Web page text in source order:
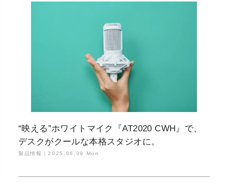
“映える”ホワイトマイク『AT2020 CWH』で、
デスクがクールな本格スタジオに。
製品情報｜2025.06.09 Mon